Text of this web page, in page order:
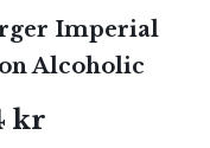
Imperial
Alcoholic
kr